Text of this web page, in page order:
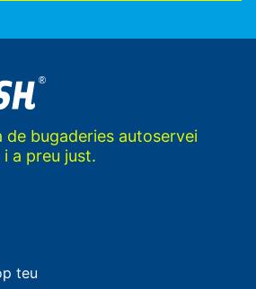
de bugaderies autoservei
a preu just.
teu